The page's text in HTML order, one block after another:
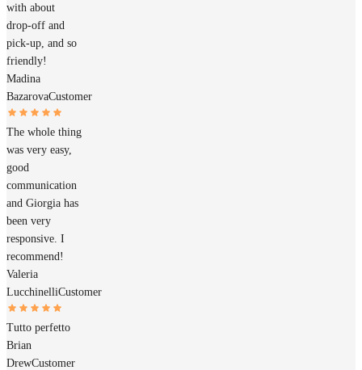
with about
drop-off and
pick-up, and so
friendly!
Madina
BazarovaCustomer
The whole thing
was very easy,
good
communication
and Giorgia has
been very
responsive. I
recommend!
Valeria
LucchinelliCustomer
Tutto perfetto
Brian
DrewCustomer